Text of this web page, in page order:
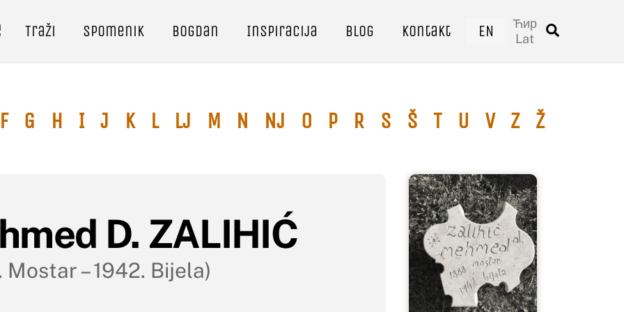
Ћир
Lat
Traži Spomenik Bogdan Inspiracija Blog Kontakt EN
F G H I J K L Lj M N Nj O P R S Š T U V Z Ž
D. ZALIHIĆ
Mostar – 1942. Bijela)